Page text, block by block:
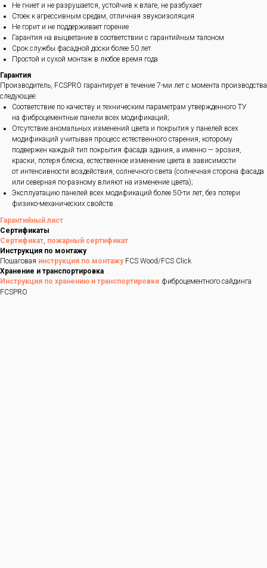
Не гниет и не разрушается, устойчив к влаге, не разбухает
Стоек к агрессивным средам, отличная звукоизоляция
Не горит и не поддерживает горение
Гарантия на выцветание в соответствии с гарантийным талоном
Срок службы фасадной доски более 50 лет
Простой и сухой монтаж в любое время года
Гарантия
Производитель, FCSPRO гарантирует в течение 7-ми лет с момента производства
следующее:
Соответствие по качеству и техническим параметрам утвержденного ТУ
на фиброцементные панели всех модификаций;
Отсутствие аномальных изменений цвета и покрытия у панелей всех
модификаций учитывая процесс естественного старения, которому
подвержен каждый тип покрытия фасада здания, а именно — эрозия,
краски, потеря блеска, естественное изменение цвета в зависимости
от интенсивности воздействия, солнечного света (солнечная сторона фасада
или северная по-разному влияют на изменение цвета);
Эксплуатацию панелей всех модификаций более 50-ти лет, без потери
физико-механических свойств.
Гарантийный лист
Сертификаты
Сертификат, пожарный сертификат
Инструкция по монтажу
Пошаговая инструкция по монтажуFCS Wood/FCS Click
Хранение и транспортировка
Инструкция по хранению и транспортировке фиброцементного сайдинга
FCSPRO